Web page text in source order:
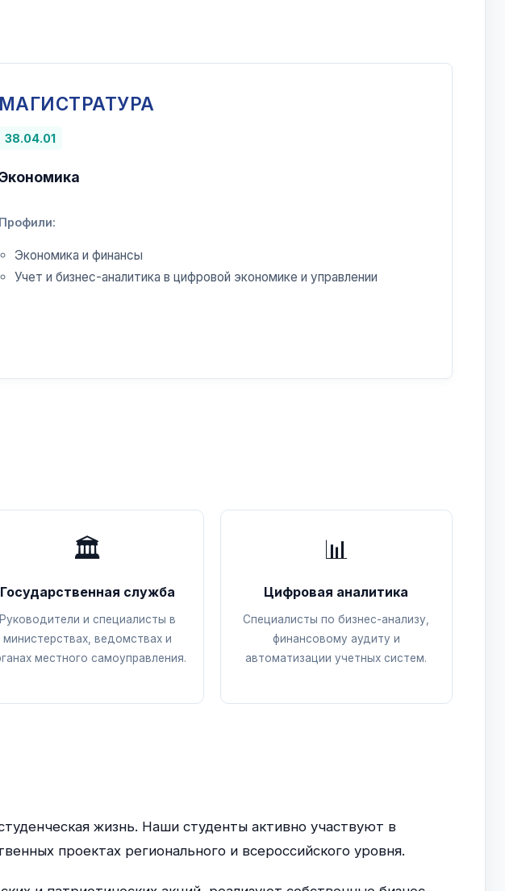
МАГИСТРАТУРА
38.04.01
Профили:
Экономика и финансы
Учет и бизнес-аналитика в цифровой экономике и управлении
🏛️
Государственная служба
Руководители и специалисты в
министерствах, ведомствах и
местного самоуправления.
📊
Цифровая аналитика
Специалисты по бизнес-анализу,
финансовому аудиту и
автоматизации учетных систем.
жизнь. Наши студенты активно участвуют в
проектах регионального и всероссийского уровня.